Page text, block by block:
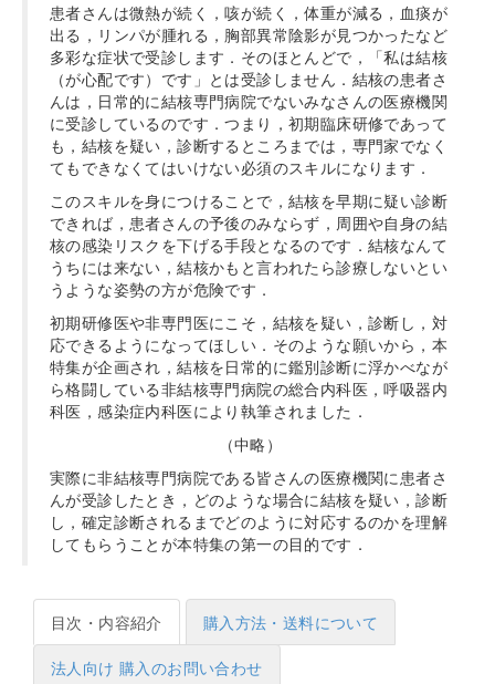
患者さんは微熱が続く，咳が続く，体重が減る，血痰が
出る，リンパが腫れる，胸部異常陰影が見つかったなど
多彩な症状で受診します．そのほとんどで，「私は結核
（が心配です）です」とは受診しません．結核の患者さ
んは，日常的に結核専門病院でないみなさんの医療機関
に受診しているのです．つまり，初期臨床研修であって
も，結核を疑い，診断するところまでは，専門家でなく
てもできなくてはいけない必須のスキルになります．
このスキルを身につけることで，結核を早期に疑い診断
できれば，患者さんの予後のみならず，周囲や自身の結
核の感染リスクを下げる手段となるのです．結核なんて
うちには来ない，結核かもと言われたら診療しないとい
うような姿勢の方が危険です．
初期研修医や非専門医にこそ，結核を疑い，診断し，対
応できるようになってほしい．そのような願いから，本
特集が企画され，結核を日常的に鑑別診断に浮かべなが
ら格闘している非結核専門病院の総合内科医，呼吸器内
科医，感染症内科医により執筆されました．
（中略）
実際に非結核専門病院である皆さんの医療機関に患者さ
んが受診したとき，どのような場合に結核を疑い，診断
し，確定診断されるまでどのように対応するのかを理解
してもらうことが本特集の第一の目的です．
目次・内容紹介 購入方法・送料について
法人向け 購入のお問い合わせ